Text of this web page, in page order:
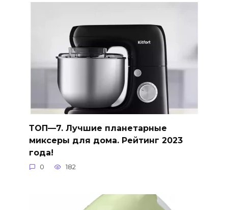
ТОП—7. Лучшие планетарные
миксеры для дома. Рейтинг 2023
года!
0 182